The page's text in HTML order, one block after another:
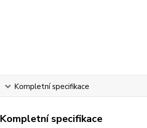
Kompletní specifikace
Kompletní specifikace